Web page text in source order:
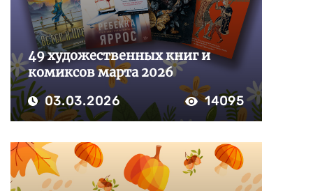
49 художественных книг и
комиксов марта 2026
03.03.2026 14095